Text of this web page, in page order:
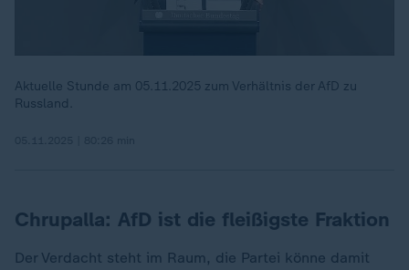
Aktuelle Stunde am 05.11.2025 zum Verhältnis der AfD zu
Russland.
Chrupalla: AfD ist die fleißigste Fraktion
Der Verdacht steht im Raum, die Partei könne damit